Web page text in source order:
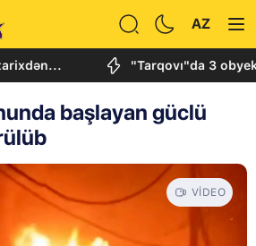
AZ
"Tarqovı"da 3 obyektdə
başlayan güclü
VIDEO